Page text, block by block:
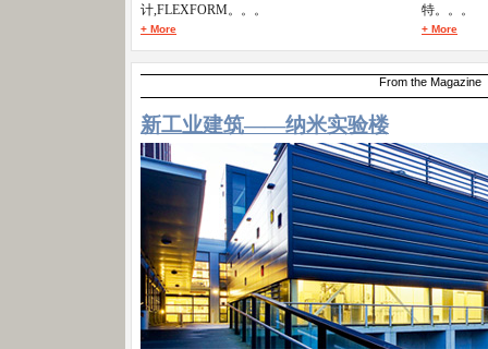
计,FLEXFORM。。。
+ More
特。。。
+ More
From the Magazine
新工业建筑——纳米实验楼